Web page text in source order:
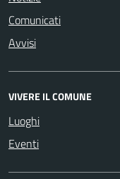
Comunicati
Avvisi
VIVERE IL COMUNE
Luoghi
Eventi